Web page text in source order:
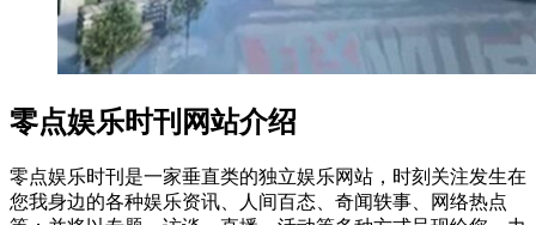
零点娱乐时刊网站介绍
零点娱乐时刊是一家垂直类的独立娱乐网站，时刻关注发生在
您我身边的各种娱乐资讯、人间百态、奇闻轶事、网络热点